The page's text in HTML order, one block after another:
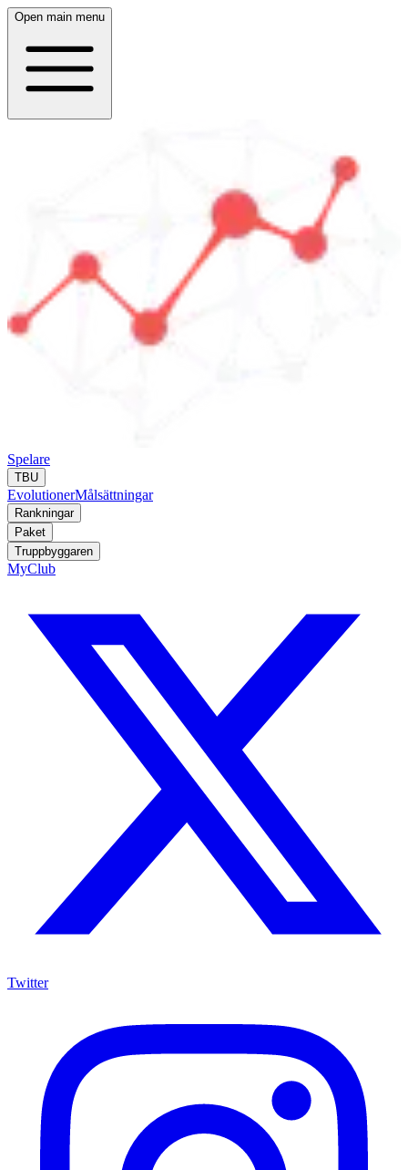
Open main menu
Spelare
TBU
EvolutionerMålsättningar
Rankningar
Paket
Truppbyggaren
MyClub
Twitter